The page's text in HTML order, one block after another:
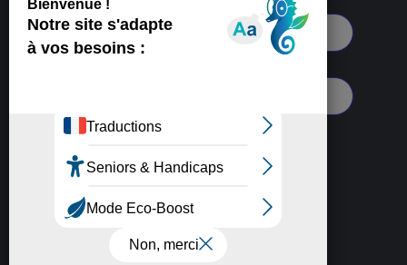
Voir toutes nos agences